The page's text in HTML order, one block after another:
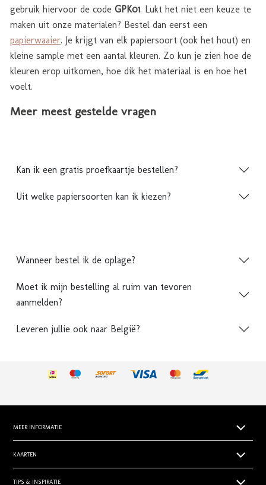
gebruik hiervoor de code GPK01. Lukt het niet een keuze te
maken uit onze materialen? Bestel dan eerst een
papierwaaier. Je krijgt van elk papiersoort (ook het hout) en
kleine sample met een aantal kleuren. Zo kun je zien hoe de
kleuren erop uitkomen, hoe dik het materiaal is en hoe het
voelt.
Meer meest gestelde vragen
Kan ik een gratis proefkaartje bestellen?
Uit welke papiersoorten kan ik kiezen?
Wanneer bestel ik de oplage?
Moet ik mijn bestelling al ruim van tevoren
aanmelden?
Leveren jullie ook naar België?
MEER INFORMATIE
Papiersoorten
Levertijden
KAARTEN
Geboortekaartjes
TIPS & INSPIRATIE